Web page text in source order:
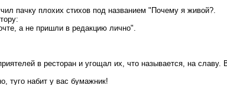
пачку плохих стихов под названием "Почему я живой?.
а не пришли в редакцию лично".
в ресторан и угощал их, что называется, на
туго набит у вас бумажник!